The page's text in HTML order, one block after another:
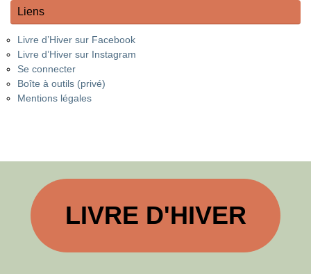
Liens
Livre d’Hiver sur Facebook
Livre d’Hiver sur Instagram
Se connecter
Boîte à outils (privé)
Mentions légales
LIVRE D'HIVER